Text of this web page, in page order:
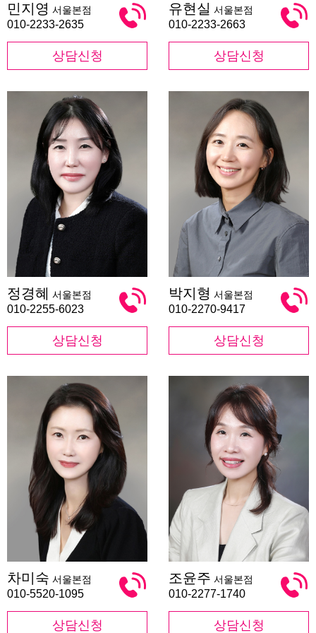
지
영
민지영 서울본점
010-2233-2635
상담신청
현
실
유현실 서울본점
010-2233-2663
상담신청
경
혜
정경혜 서울본점
010-2255-6023
상담신청
지
형
박지형 서울본점
010-2270-9417
상담신청
미
숙
차미숙 서울본점
010-5520-1095
상담신청
윤
주
조윤주 서울본점
010-2277-1740
상담신청